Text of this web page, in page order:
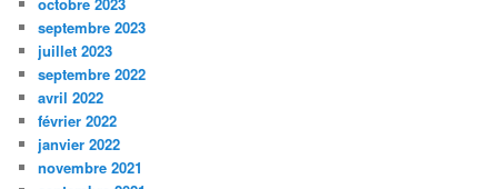
octobre 2023
septembre 2023
juillet 2023
septembre 2022
avril 2022
février 2022
janvier 2022
novembre 2021